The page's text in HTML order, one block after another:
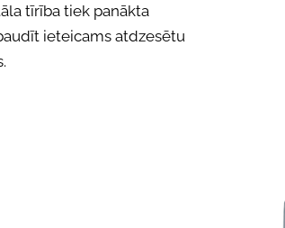
tīrība tiek panākta
ieteicams atdzesētu